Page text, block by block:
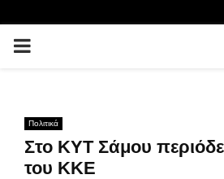
PRIMARY
Πολιτικά
Στο ΚΥΤ Σάμου
του ΚΚΕ